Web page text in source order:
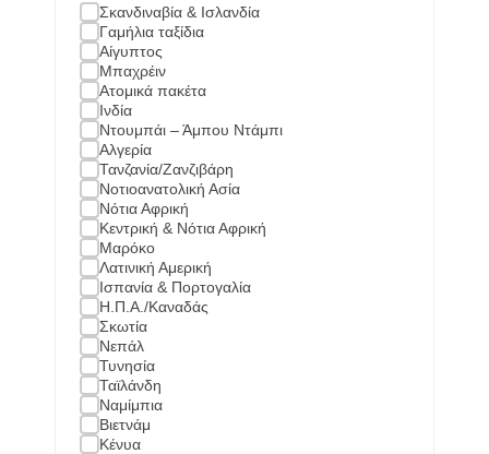
Σκανδιναβία & Ισλανδία
Γαμήλια ταξίδια
Αίγυπτος
Μπαχρέιν
Ατομικά πακέτα
Ινδία
Ντουμπάι – Άμπου Ντάμπι
Αλγερία
Τανζανία/Ζανζιβάρη
Νοτιοανατολική Ασία
Νότια Αφρική
Κεντρική & Νότια Αφρική
Μαρόκο
Λατινική Αμερική
Ισπανία & Πορτογαλία
Η.Π.Α./Καναδάς
Σκωτία
Νεπάλ
Τυνησία
Ταϊλάνδη
Ναμίμπια
Βιετνάμ
Κένυα